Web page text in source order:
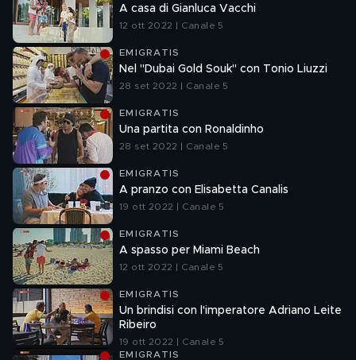
A casa di Gianluca Vacchi
12 ott 2022 | Canale 5
EMIGRATIS
Nel "Dubai Gold Souk" con Tonio Liuzzi
28 set 2022 | Canale 5
EMIGRATIS
Una partita con Ronaldinho
28 set 2022 | Canale 5
EMIGRATIS
A pranzo con Elisabetta Canalis
19 ott 2022 | Canale 5
EMIGRATIS
A spasso per Miami Beach
12 ott 2022 | Canale 5
EMIGRATIS
Un brindisi con l'imperatore Adriano Leite
Ribeiro
19 ott 2022 | Canale 5
EMIGRATIS